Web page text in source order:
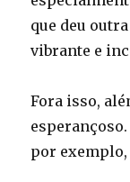
que deu
vibrante e
Fora isso,
por exemplo,